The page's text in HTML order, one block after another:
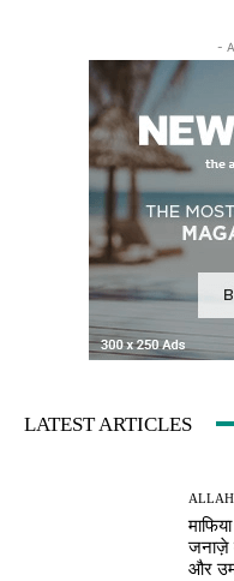
-
LATEST ARTICLES
जनाज़े
और